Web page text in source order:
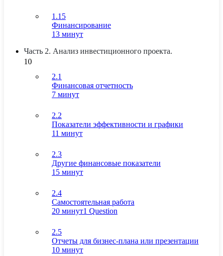
1.15
Финансирование
13 минут
Часть 2. Анализ инвестиционного проекта.
10
2.1
Финансовая отчетность
7 минут
2.2
Показатели эффективности и графики
11 минут
2.3
Другие финансовые показатели
15 минут
2.4
Самостоятельная работа
20 минут1 Question
2.5
Отчеты для бизнес-плана или презентации
10 минут